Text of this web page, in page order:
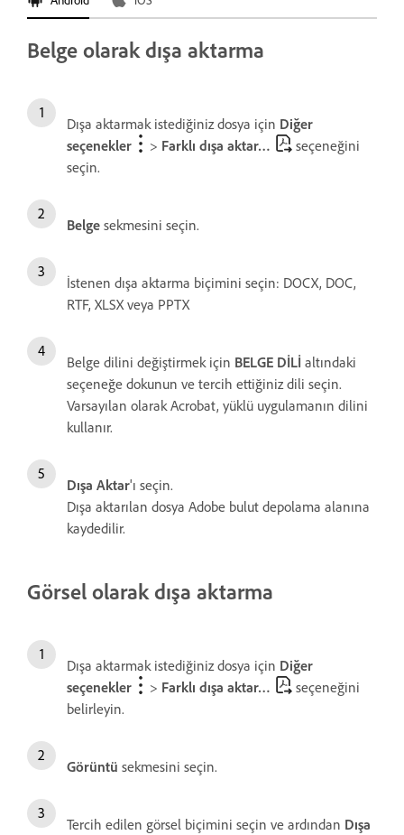
Belge olarak dışa aktarma
Dışa aktarmak istediğiniz dosya için Diğer
seçenekler
> Farklı dışa aktar…
seçeneğini
seçin.
Belge sekmesini seçin.
İstenen dışa aktarma biçimini seçin: DOCX, DOC,
RTF, XLSX veya PPTX
Belge dilini değiştirmek için BELGE DİLİ altındaki
seçeneğe dokunun ve tercih ettiğiniz dili seçin.
Varsayılan olarak Acrobat, yüklü uygulamanın dilini
kullanır.
Dışa Aktar'ı seçin.
Dışa aktarılan dosya Adobe bulut depolama alanına
kaydedilir.
Görsel olarak dışa aktarma
Dışa aktarmak istediğiniz dosya için Diğer
seçenekler
> Farklı dışa aktar…
seçeneğini
belirleyin.
Görüntü sekmesini seçin.
Tercih edilen görsel biçimini seçin ve ardından Dışa